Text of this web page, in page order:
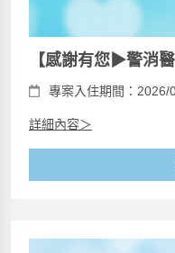
【感謝有您▶警消
專案入住期間：2026/
詳細內容＞